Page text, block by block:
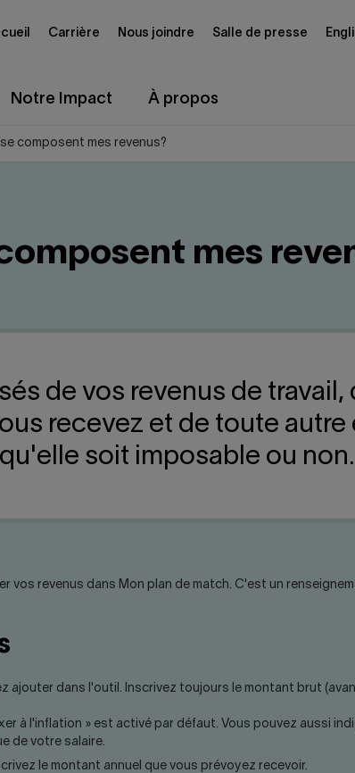
Notre Impact À propos
Carrière Nous joindre Salle de presse
composent mes revenus?
mes
de vos revenus de
recevez et de toute autre
soit imposable ou non.
vos revenus dans Mon plan de match. C'est un
ajouter dans l'outil. Inscrivez toujours le montant brut
à l'inflation » est activé par défaut. Vous pouvez aussi
de votre salaire.
le montant annuel que vous prévoyez recevoir.